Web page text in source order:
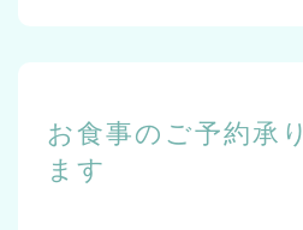
お食事のご予約承り
ます